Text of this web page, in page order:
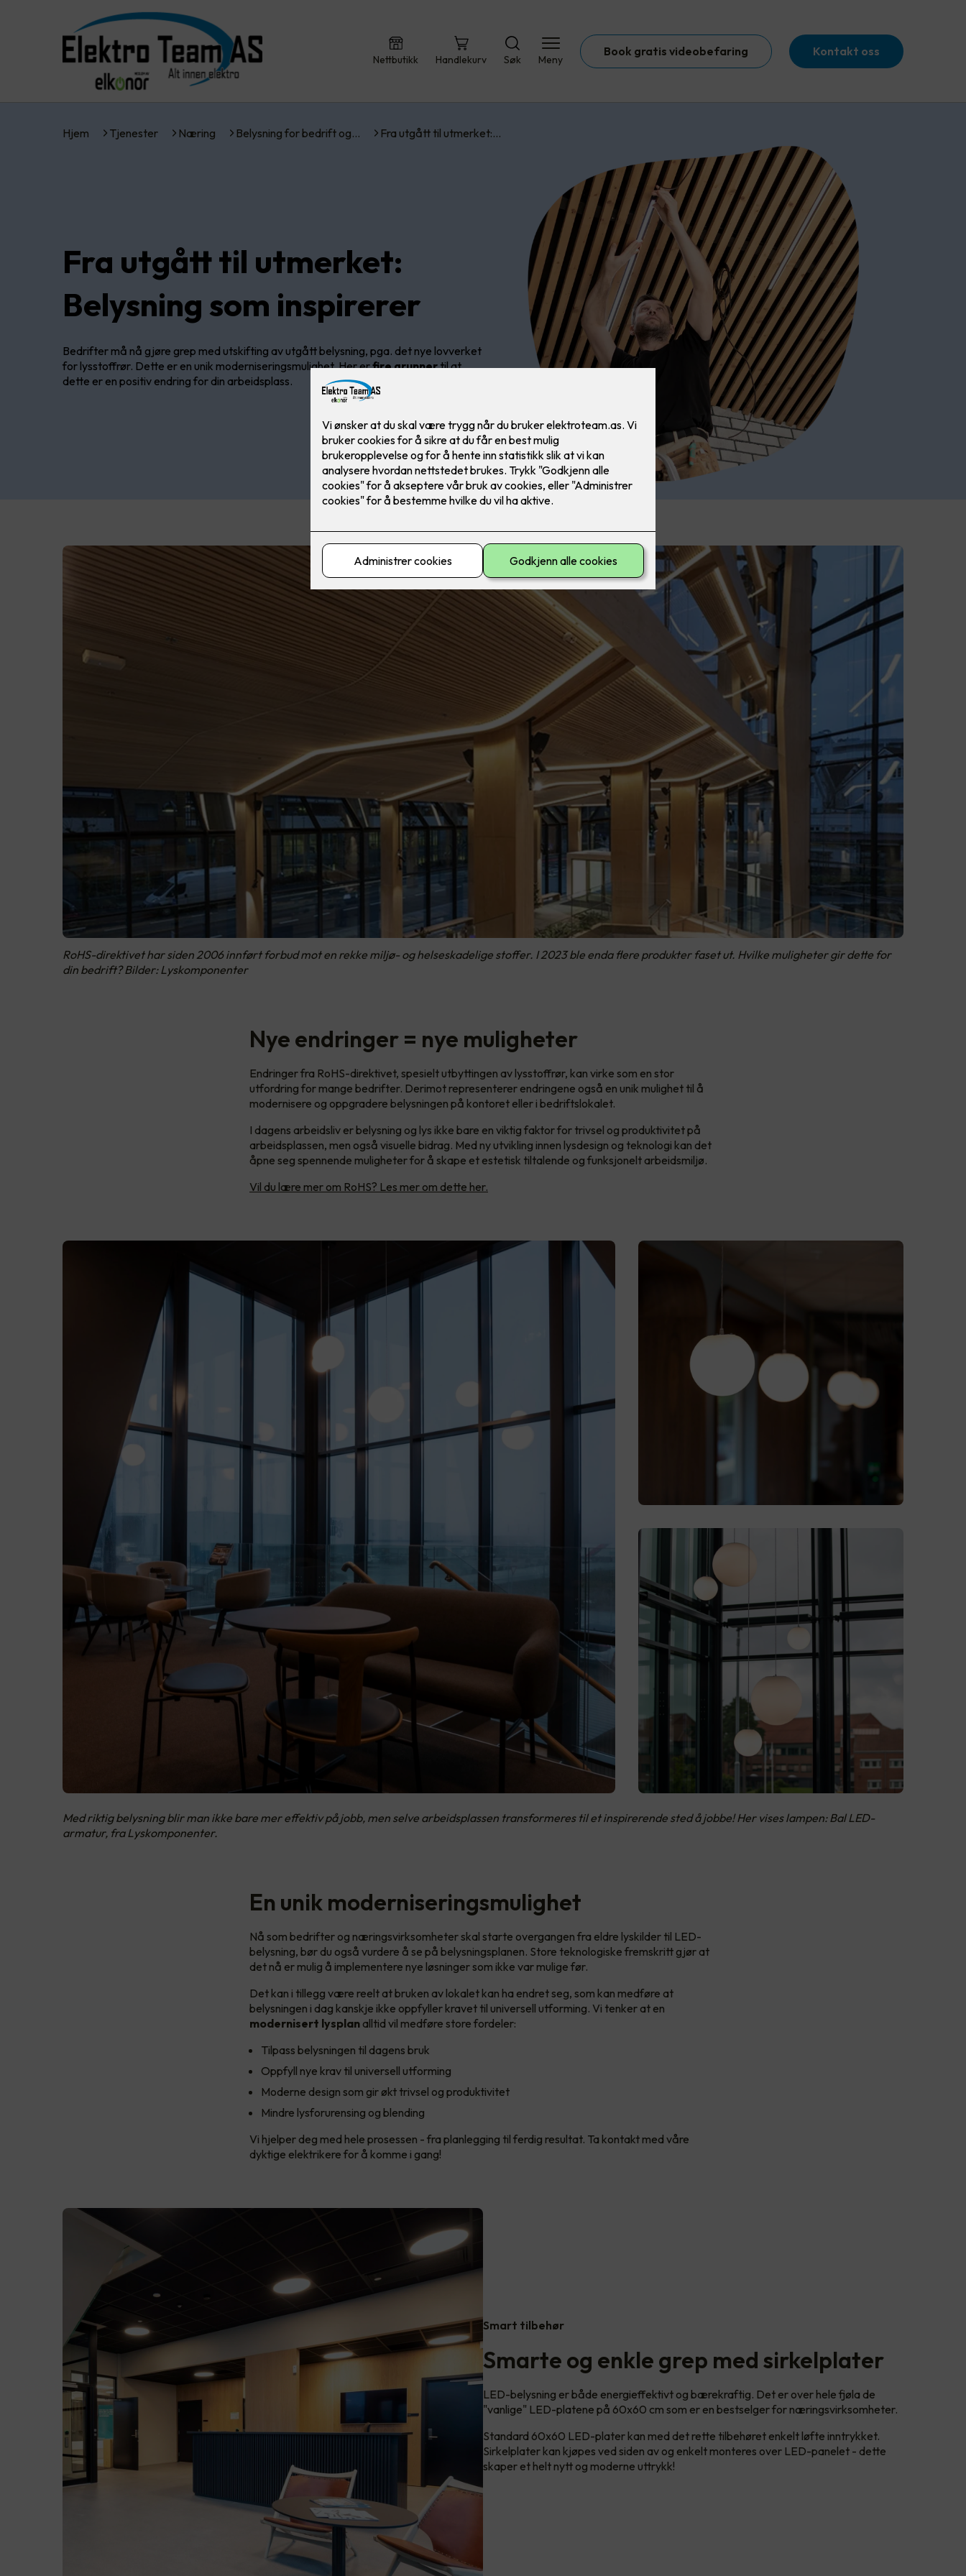
Nettbutikk Handlekurv Søk Meny
Book gratis videobefaring Kontakt oss
Hjem Tjenester Næring Belysning for bedrift og… Fra utgått til utmerket:…
Fra utgått til utmerket:
Belysning som inspirerer
Bedrifter må nå gjøre grep med utskifting av utgått belysning, pga. det nye lovverket
for lysstoffrør. Dette er en unik moderniseringsmulighet. Her erfire grunnertil at
dette er en positiv endring for din arbeidsplass.
RoHS-direktivet har siden 2006 innført forbud mot en rekke miljø- og helseskadelige stoffer. I 2023 ble enda flere produkter faset ut. Hvilke muligheter gir dette for
din bedrift? Bilder: Lyskomponenter
Nye endringer = nye muligheter
Endringer fra RoHS-direktivet, spesielt utbyttingen av lysstoffrør, kan virke som en stor
utfordring for mange bedrifter. Derimot representerer endringene også en unik mulighet til å
modernisere og oppgradere belysningen på kontoret eller i bedriftslokalet.
I dagens arbeidsliv er belysning og lys ikke bare en viktig faktor for trivsel og produktivitet på
arbeidsplassen, men også visuelle bidrag. Med ny utvikling innen lysdesign og teknologi kan det
åpne seg spennende muligheter for å skape et estetisk tiltalende og funksjonelt arbeidsmiljø.
Vil du lære mer om RoHS? Les mer om dette her.
Med riktig belysning blir man ikke bare mer effektiv på jobb, men selve arbeidsplassen transformeres til et inspirerende sted å jobbe! Her vises lampen: Bal LED-
armatur, fra Lyskomponenter.
En unik moderniseringsmulighet
Nå som bedrifter og næringsvirksomheter skal starte overgangen fra eldre lyskilder til LED-
belysning, bør du også vurdere å se på belysningsplanen. Store teknologiske fremskritt gjør at
det nå er mulig å implementere nye løsninger som ikke var mulige før.
Det kan i tillegg være reelt at bruken av lokalet kan ha endret seg, som kan medføre at
belysningen i dag kanskje ikke oppfyller kravet til universell utforming. Vi tenker at en
modernisert lysplan alltid vil medføre store fordeler:
Tilpass belysningen til dagens bruk
Oppfyll nye krav til universell utforming
Moderne design som gir økt trivsel og produktivitet
Mindre lysforurensing og blending
Vi hjelper deg med hele prosessen - fra planlegging til ferdig resultat. Ta kontakt med våre
dyktige elektrikere for å komme i gang!
Smart tilbehør
Smarte og enkle grep med sirkelplater
LED-belysning er både energieffektivt og bærekraftig. Det er over hele fjøla de
"vanlige" LED-platene på 60x60 cm som er en bestselger for næringsvirksomheter.
Standard 60x60 LED-plater kan med det rette tilbehøret enkelt løfte inntrykket.
Sirkelplater kan kjøpes ved siden av og enkelt monteres over LED-panelet - dette
skaper et helt nytt og moderne uttrykk!